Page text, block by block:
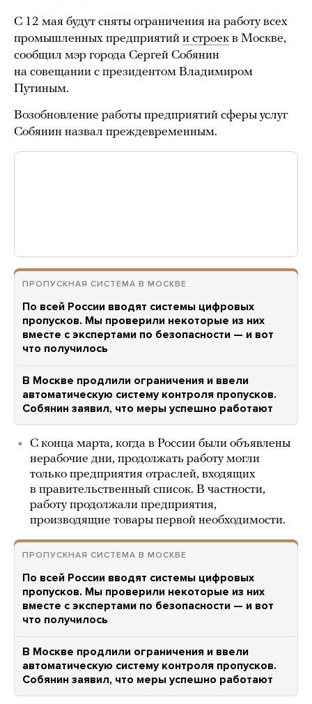
С 12 мая будут сняты ограничения на работу всех
промышленных предприятий и строек в Москве,
сообщил мэр города Сергей Собянин
на совещании с президентом Владимиром
Путиным.
Возобновление работы предприятий сферы услуг
Собянин назвал преждевременным.
ПРОПУСКНАЯ СИСТЕМА В МОСКВЕ
По всей России вводят системы цифровых
пропусков. Мы проверили некоторые из них
вместе с экспертами по безопасности — и вот
что получилось
В Москве продлили ограничения и ввели
автоматическую систему контроля пропусков.
Собянин заявил, что меры успешно работают
С конца марта, когда в России были объявлены
нерабочие дни, продолжать работу могли
только предприятия отраслей, входящих
в правительственный список. В частности,
работу продолжали предприятия,
производящие товары первой необходимости.
ПРОПУСКНАЯ СИСТЕМА В МОСКВЕ
По всей России вводят системы цифровых
пропусков. Мы проверили некоторые из них
вместе с экспертами по безопасности — и вот
что получилось
В Москве продлили ограничения и ввели
автоматическую систему контроля пропусков.
Собянин заявил, что меры успешно работают